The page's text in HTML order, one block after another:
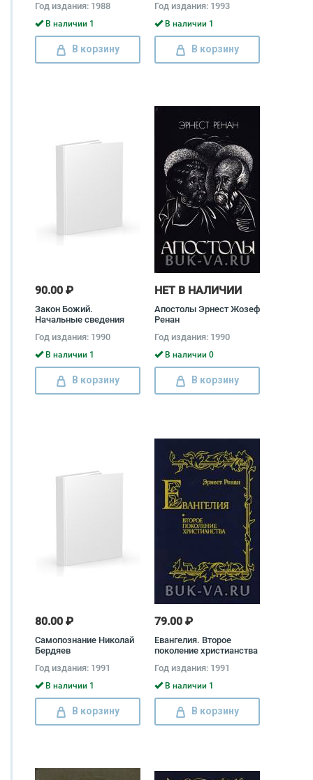
Год издания: 1988
В наличии 1
В корзину
Бхактиведанта Свами
Прабхупада
Год издания: 1993
В наличии 1
В корзину
90.00 ₽
Закон Божий.
Начальные сведения
Год издания: 1990
В наличии 1
В корзину
НЕТ В НАЛИЧИИ
Апостолы Эрнест Жозеф
Ренан
Год издания: 1990
В наличии 0
В корзину
80.00 ₽
Самопознание Николай
Бердяев
Год издания: 1991
В наличии 1
В корзину
79.00 ₽
Евангелия. Второе
поколение христианства
Год издания: 1991
В наличии 1
В корзину